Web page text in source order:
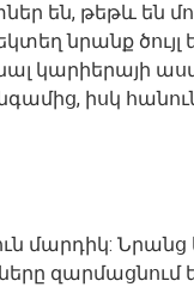
են, թեթև են
նրանք ծույլ
կարիերայի
իսկ
մարդիկ: Նրանց